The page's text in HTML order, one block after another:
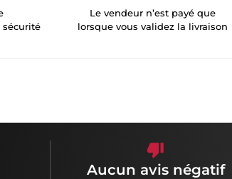
sécurité
Le vendeur n’est payé que
lorsque vous validez la livraison
Aucun avis négatif